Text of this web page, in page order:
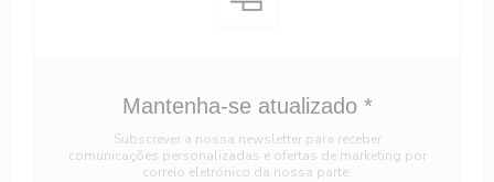
Mantenha-se atualizado *
Subscrever a nossa newsletter para receber
comunicações personalizadas e ofertas de marketing por
correio eletrónico da nossa parte.